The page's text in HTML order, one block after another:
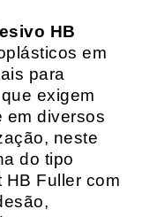
HB
em
para
exigem
em diversos
neste
do tipo
Fuller com